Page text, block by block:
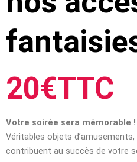
20€TTC
Votre soirée sera mémorable !
Véritables objets
contribuent au succès de votre